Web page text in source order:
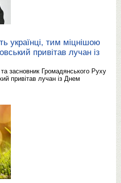
українці, тим міцнішою
привітав лучан із
засновник Громадянського Руху
привітав лучан із Днем